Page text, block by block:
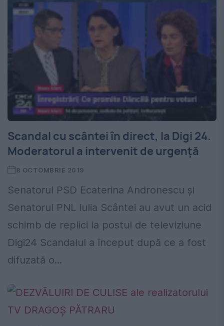
Scandal cu scântei în direct, la Digi 24.
Moderatorul a intervenit de urgență
8 OCTOMBRIE 2019
Senatorul PSD Ecaterina Andronescu şi
Senatorul PNL Iulia Scântei au avut un acid
schimb de replici la postul de televiziune
Digi24 Scandalul a început după ce a fost
difuzată o...